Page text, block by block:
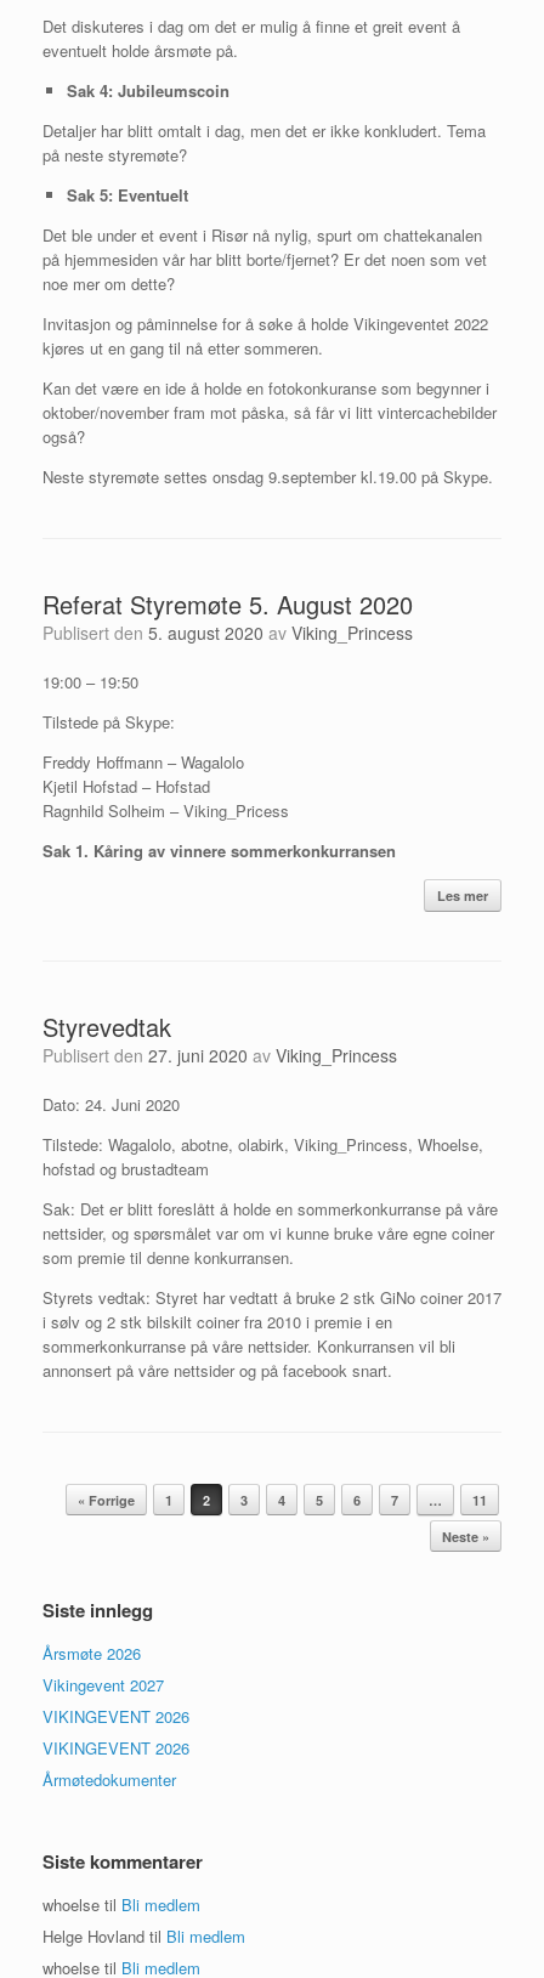
Det diskuteres i dag om det er mulig å finne et greit event å
eventuelt holde årsmøte på.
Sak 4: Jubileumscoin
Detaljer har blitt omtalt i dag, men det er ikke konkludert. Tema
på neste styremøte?
Sak 5: Eventuelt
Det ble under et event i Risør nå nylig, spurt om chattekanalen
på hjemmesiden vår har blitt borte/fjernet? Er det noen som vet
noe mer om dette?
Invitasjon og påminnelse for å søke å holde Vikingeventet 2022
kjøres ut en gang til nå etter sommeren.
Kan det være en ide å holde en fotokonkuranse som begynner i
oktober/november fram mot påska, så får vi litt vintercachebilder
også?
Neste styremøte settes onsdag 9.september kl.19.00 på Skype.
Referat Styremøte 5. August 2020
Publisert den 5. august 2020 av Viking_Princess
19:00 – 19:50
Tilstede på Skype:
Freddy Hoffmann – Wagalolo
Kjetil Hofstad – Hofstad
Ragnhild Solheim – Viking_Pricess
Sak 1. Kåring av vinnere sommerkonkurransen
Les mer
Styrevedtak
Publisert den 27. juni 2020 av Viking_Princess
Dato: 24. Juni 2020
Tilstede: Wagalolo, abotne, olabirk, Viking_Princess, Whoelse,
hofstad og brustadteam
Sak: Det er blitt foreslått å holde en sommerkonkurranse på våre
nettsider, og spørsmålet var om vi kunne bruke våre egne coiner
som premie til denne konkurransen.
Styrets vedtak: Styret har vedtatt å bruke 2 stk GiNo coiner 2017
i sølv og 2 stk bilskilt coiner fra 2010 i premie i en
sommerkonkurranse på våre nettsider. Konkurransen vil bli
annonsert på våre nettsider og på facebook snart.
Innleggsnavigasjon
« Forrige 1 2 3 4 5 6 7 …
11
Neste »
Siste innlegg
Årsmøte 2026
Vikingevent 2027
VIKINGEVENT 2026
VIKINGEVENT 2026
Årmøtedokumenter
Siste kommentarer
whoelse til Bli medlem
Helge Hovland til Bli medlem
whoelse til Bli medlem